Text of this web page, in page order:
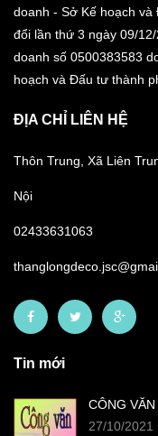
doanh - Sở Kế hoạch
đổi lần thứ 3 ngày 09/
doanh số 0500383583
hoạch và Đấu tư thành
ĐỊA CHỈ LIÊN HỆ
Thôn Trung, Xã Liên
Nội
02433631063
Tin mới
CÔNG
27/10/2021